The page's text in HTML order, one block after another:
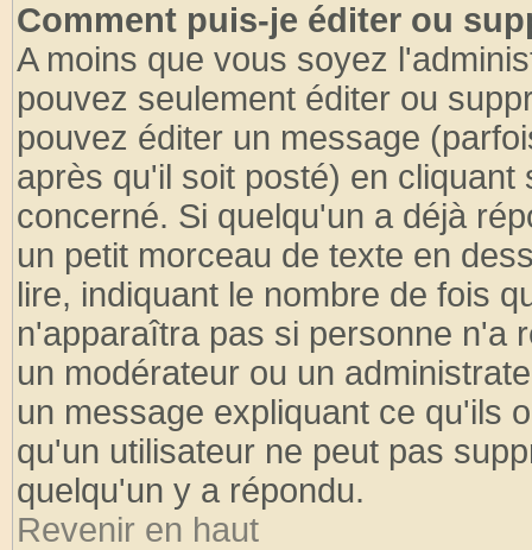
Comment puis-je éditer ou
A moins que vous soyez
pouvez seulement éditer ou
pouvez éditer un message
après qu'il soit posté) en
concerné. Si quelqu'un a déjà
un petit morceau de texte en
lire, indiquant le nombre de fois
n'apparaîtra pas si personne n'a
un modérateur ou un
un message expliquant ce qu'ils
qu'un utilisateur ne peut pas
quelqu'un y a répondu.
Revenir en haut